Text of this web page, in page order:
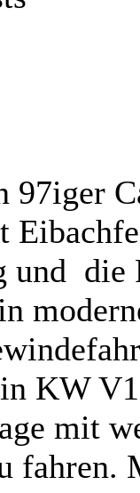
97iger
und die
KW
mit
fahren.